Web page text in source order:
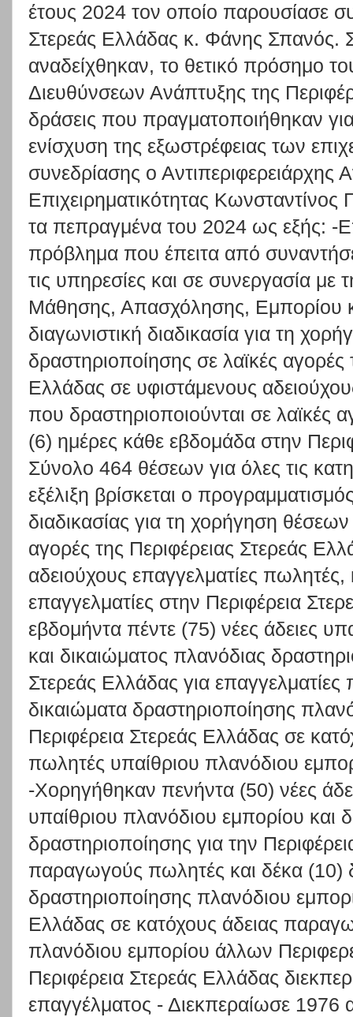
έτους 2024 τον οποίο παρουσίασε
Στερεάς Ελλάδας κ. Φάνης Σπανός.
αναδείχθηκαν, το θετικό πρόσημο
Διευθύνσεων Ανάπτυξης της
δράσεις που πραγματοποιήθηκαν
ενίσχυση της εξωστρέφειας των
συνεδρίασης ο Αντιπεριφερειάρχης
Επιχειρηματικότητας Κωνσταντίνος
τα πεπραγμένα του 2024 ως εξής: -
πρόβλημα που έπειτα από
τις υπηρεσίες και σε συνεργασία με
Μάθησης, Απασχόλησης, Εμπορίου
διαγωνιστική διαδικασία για τη
δραστηριοποίησης σε λαϊκές αγορές
Ελλάδας σε υφιστάμενους
που δραστηριοποιούνται σε λαϊκές
(6) ημέρες κάθε εβδομάδα στην
Σύνολο 464 θέσεων για όλες τις
εξέλιξη βρίσκεται ο
διαδικασίας για τη χορήγηση
αγορές της Περιφέρειας Στερεάς
αδειούχους επαγγελματίες
επαγγελματίες στην Περιφέρεια
εβδομήντα πέντε (75) νέες άδειες
και δικαιώματος πλανόδιας
Στερεάς Ελλάδας για επαγγελματίες
δικαιώματα δραστηριοποίησης
Περιφέρεια Στερεάς Ελλάδας σε
πωλητές υπαίθριου πλανόδιου
-Χορηγήθηκαν πενήντα (50) νέες
υπαίθριου πλανόδιου εμπορίου και
δραστηριοποίησης για την
παραγωγούς πωλητές και δέκα (10)
δραστηριοποίησης πλανόδιου
Ελλάδας σε κατόχους άδειας
πλανόδιου εμπορίου άλλων
Περιφέρεια Στερεάς Ελλάδας
επαγγέλματος - Διεκπεραίωσε 1976